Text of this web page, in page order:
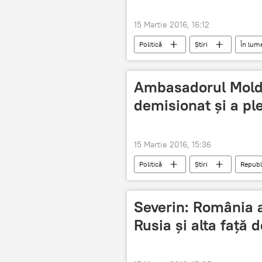
15 Martie 2016, 16:12
Politică Știri În
Iurie Roşca
Vasalitate
Ambasadorul
demisionat şi a
15 Martie 2016, 15:36
Politică Știri
Austria
Severin:
Rusia şi alta faţă